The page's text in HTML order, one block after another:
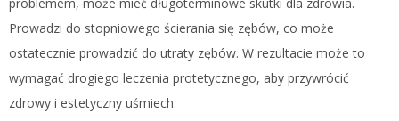
problemem, może mieć długoterminowe skutki dla zdrowia.
Prowadzi do stopniowego ścierania się zębów, co może
ostatecznie prowadzić do utraty zębów. W rezultacie może to
wymagać drogiego leczenia protetycznego, aby przywrócić
zdrowy i estetyczny uśmiech.